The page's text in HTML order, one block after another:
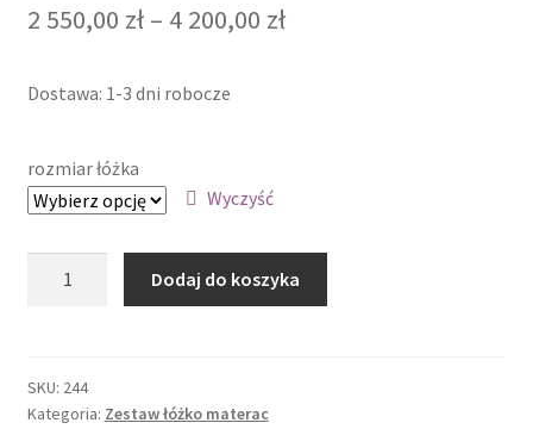
2 550,00 zł – 4 200,00 złZakres
4
200,00 zł
Dostawa: 1-3 dni robocze
rozmiar łóżka
Wyczyść
MATERAC
KIESZENIOWY
Dodaj do koszyka
SKU: 244
Kategoria: Zestaw łóżko materac